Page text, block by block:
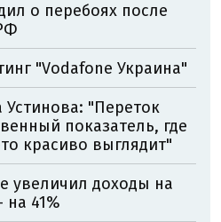
о перебоях после
"Vodafone Украина"
Устинова: "Переток
показатель, где
красиво выглядит"
увеличил доходы на
на 41%